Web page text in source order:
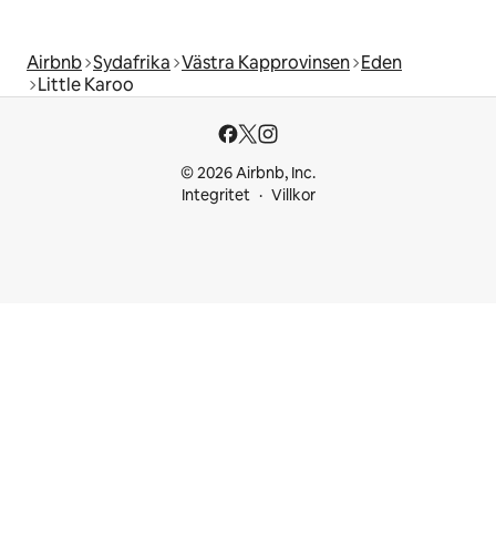
Airbnb Sydafrika Västra Kapprovinsen Eden
Little Karoo
© 2026 Airbnb, Inc.
Integritet
Villkor